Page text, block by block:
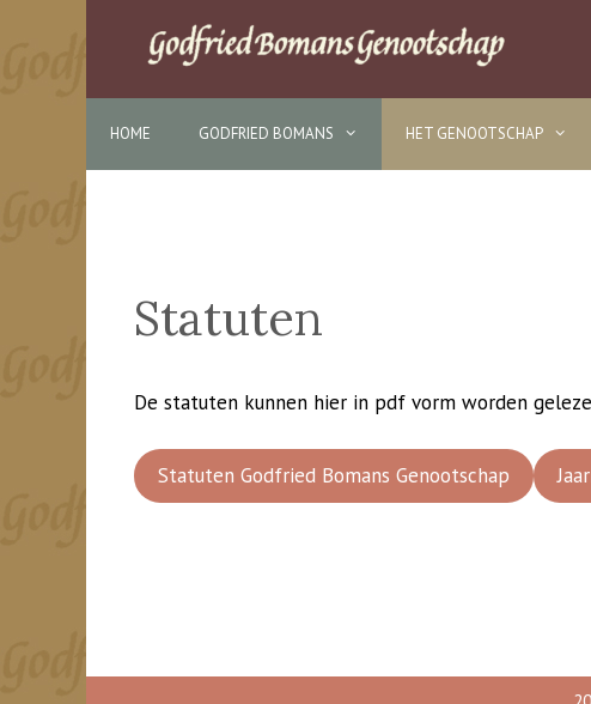
HOME GODFRIED BOMANS HET GENOOTSCHAP
Statuten
De statuten kunnen hier in pdf vorm worden
Statuten Godfried Bomans Genootschap